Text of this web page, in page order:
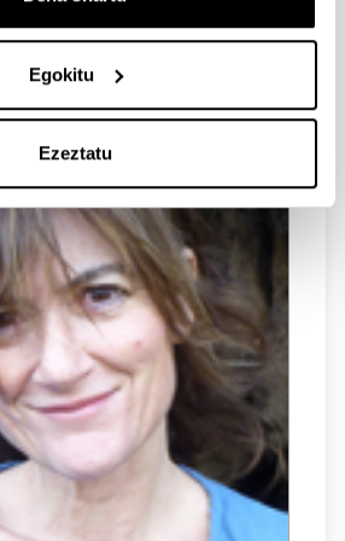
Egokitu
Ezeztatu
Vicente doktorea